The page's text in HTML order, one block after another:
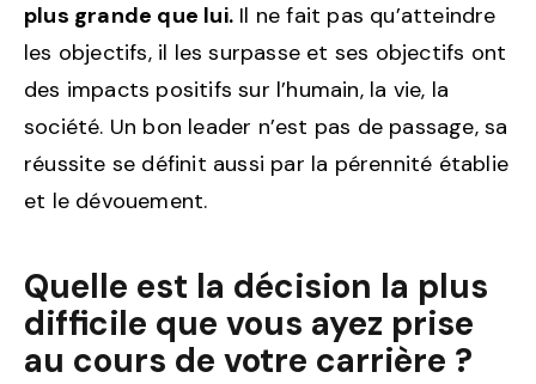
plus grande que lui. Il ne fait pas qu’atteindre
les objectifs, il les surpasse et ses objectifs ont
des impacts positifs sur l’humain, la vie, la
société. Un bon leader n’est pas de passage, sa
réussite se définit aussi par la pérennité établie
et le dévouement.
Quelle est la décision la plus
difficile que vous ayez prise
au cours de votre carrière ?